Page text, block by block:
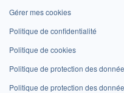
Gérer mes cookies
Politique de confidentialité
Politique de cookies
Politique de protection des
Politique de protection des